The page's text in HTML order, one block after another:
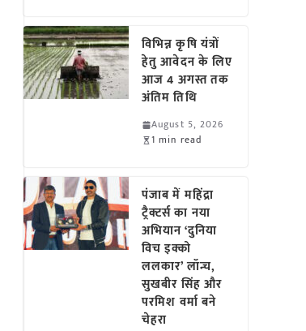
विभिन्न कृषि यंत्रों
हेतु आवेदन के लिए
आज 4 अगस्त तक
अंतिम तिथि
August 5, 2026
1 min read
पंजाब में महिंद्रा
ट्रैक्टर्स का नया
अभियान ‘दुनिया
विच इक्को
ललकार’ लॉन्च,
सुखबीर सिंह और
परमिश वर्मा बने
चेहरा